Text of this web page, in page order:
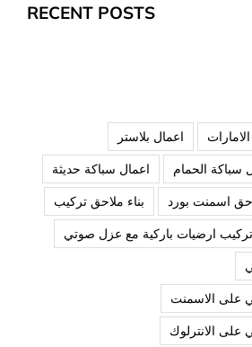
RECENT POSTS
اعمال بلاستر
سباكة الحمام
اعمال سباكة حديثة
اسمنت بورد
بناء ملاحق تركيب
تركيب ارضيات باركية مع عزل صوتي
على الاسمنت
الانترلوك